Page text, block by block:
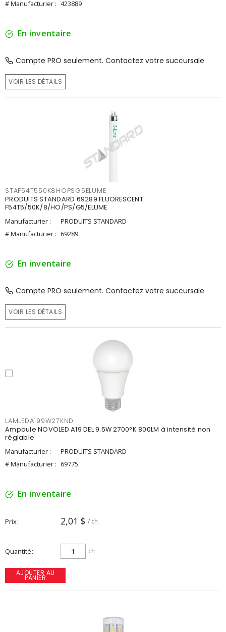
# Manufacturier : 423889
En inventaire
Compte PRO seulement. Contactez votre succursale
VOIR LES DÉTAILS
STAF54T550K8HOPSG5ELUME
PRODUITS STANDARD 69289 FLUORESCENT
F54T5/50K/8/HO/PS/G5/ELUME
Manufacturier :
PRODUITS STANDARD
# Manufacturier : 69289
En inventaire
Compte PRO seulement. Contactez votre succursale
VOIR LES DÉTAILS
LAMLEDA199W27KND
Ampoule NOVOLED A19 DEL 9.5W 2700°K 800LM à intensité non
réglable
Manufacturier :
PRODUITS STANDARD
# Manufacturier : 69775
En inventaire
Prix 2,01 $ / ch
Quantité ch
AJOUTER AU
PANIER